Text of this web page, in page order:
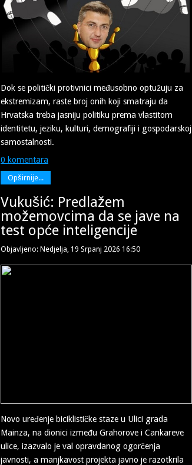
Dok se politički protivnici međusobno optužuju za
ekstremizam, raste broj onih koji smatraju da
Hrvatska treba jasniju politiku prema vlastitom
identitetu, jeziku, kulturi, demografiji i gospodarskoj
samostalnosti.
0 komentara
Opširnije...
Vukušić: Predlažem
možemovcima da se jave na
test opće inteligencije
Objavljeno: Nedjelja, 19 Srpanj 2026 16:50
Novo uređenje biciklističke staze u Ulici grada
Mainza, na dionici između Grahorove i Cankareve
ulice, izazvalo je val opravdanog ogorčenja
javnosti, a manjkavost projekta javno je razotkrila